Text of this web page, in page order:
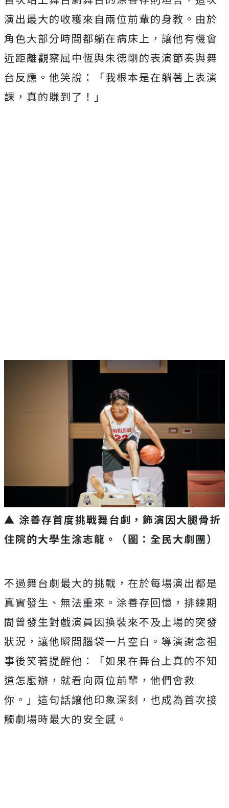
演出最大的收穫來自兩位前輩的身教。由於
角色大部分時間都躺在病床上，讓他有機會
近距離觀察屈中恆與朱德剛的表演節奏與舞
台反應。他笑說：「我根本是在躺著上表演
課，真的賺到了！」
▲ 涂善存首度挑戰舞台劇，飾演因大腿骨折
住院的大學生涂志龍。（圖：全民大劇團）
不過舞台劇最大的挑戰，在於每場演出都是
真實發生、無法重來。涂善存回憶，排練期
間曾發生對戲演員因換裝來不及上場的突發
狀況，讓他瞬間腦袋一片空白。導演謝念祖
事後笑著提醒他：「如果在舞台上真的不知
道怎麼辦，就看向兩位前輩，他們會救
你。」這句話讓他印象深刻，也成為首次接
觸劇場時最大的安全感。